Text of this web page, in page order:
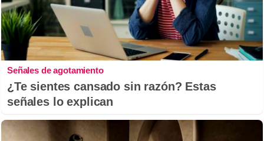
Señales de agotamiento
¿Te sientes cansado sin razón? Estas
señales lo explican